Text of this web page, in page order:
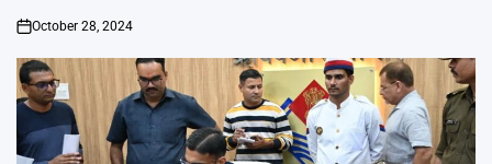
on
October 28, 2024